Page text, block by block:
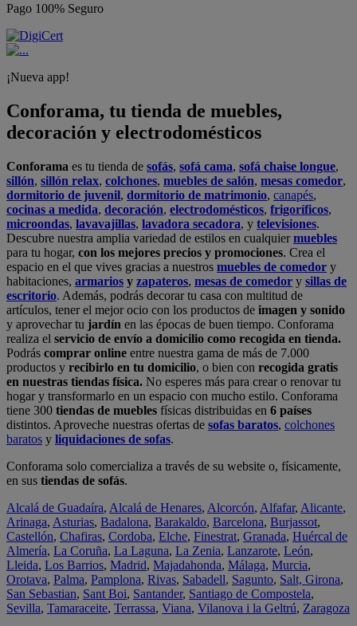
Pago 100% Seguro
¡Nueva app!
Conforama, tu tienda de muebles,
decoración y electrodomésticos
Conforama es tu tienda de sofás, sofá cama, sofá chaise longue,
sillón, sillón relax, colchones, muebles de salón, mesas comedor,
dormitorio de juvenil, dormitorio de matrimonio, canapés,
cocinas a medida, decoración, electrodomésticos, frigoríficos,
microondas, lavavajillas, lavadora secadora, y televisiones.
Descubre nuestra amplia variedad de estilos en cualquiermuebles
para tu hogar, con los mejores precios y promociones. Crea el
espacio en el que vives gracias a nuestros muebles de comedor y
habitaciones, armarios y zapateros, mesas de comedor y sillas de
escritorio. Además, podrás decorar tu casa con multitud de
artículos, tener el mejor ocio con los productos de imagen y sonido
y aprovechar tu jardín en las épocas de buen tiempo. Conforama
realiza el servicio de envío a domicilio como recogida en tienda.
Podrás comprar online entre nuestra gama de más de 7.000
productos y recibirlo en tu domicilio, o bien con recogida gratis
en nuestras tiendas física. No esperes más para crear o renovar tu
hogar y transformarlo en un espacio con mucho estilo. Conforama
tiene 300 tiendas de muebles físicas distribuidas en 6 países
distintos. Aproveche nuestras ofertas de sofas baratos, colchones
baratos y liquidaciones de sofas.
Conforama solo comercializa a través de su website o, físicamente,
en sus tiendas de sofás.
Alcalá de Guadaíra, Alcalá de Henares, Alcorcón, Alfafar, Alicante,
Arinaga, Asturias, Badalona, Barakaldo, Barcelona, Burjassot,
Castellón, Chafiras, Cordoba, Elche, Finestrat, Granada, Huércal de
Almería, La Coruña, La Laguna, La Zenia, Lanzarote, León,
Lleida, Los Barrios, Madrid, Majadahonda, Málaga, Murcia,
Orotava, Palma, Pamplona, Rivas, Sabadell, Sagunto, Salt, Girona,
San Sebastian, Sant Boi, Santander, Santiago de Compostela,
Sevilla, Tamaraceite, Terrassa, Viana, Vilanova i la Geltrú, Zaragoza